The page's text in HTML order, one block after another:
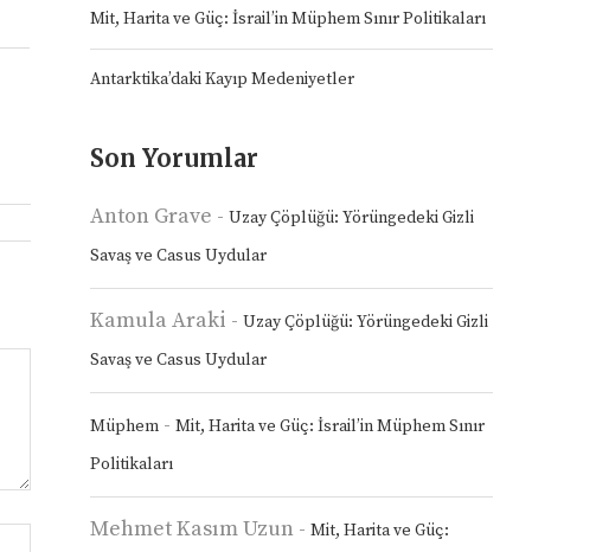
Mit, Harita ve Güç: İsrail’in Müphem Sınır Politikaları
Antarktika’daki Kayıp Medeniyetler
Son Yorumlar
Anton Grave - Uzay Çöplüğü: Yörüngedeki Gizli
Savaş ve Casus Uydular
Kamula Araki - Uzay Çöplüğü: Yörüngedeki Gizli
Savaş ve Casus Uydular
Müphem - Mit, Harita ve Güç: İsrail’in Müphem Sınır
Politikaları
Mehmet Kasım Uzun - Mit, Harita ve Güç: